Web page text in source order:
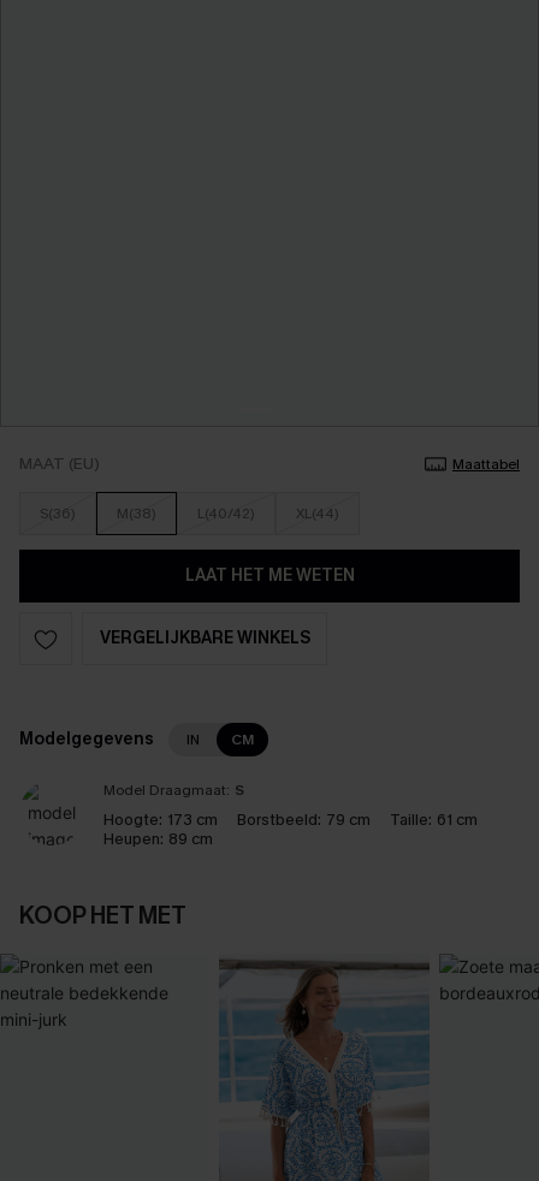
MAAT (EU) Maattabel
S(36) M(38) L(40/42) XL(44)
LAAT HET ME WETEN
VERGELIJKBARE WINKELS
Modelgegevens IN CM
Model Draagmaat: S
Hoogte: 173 cm Borstbeeld: 79 cm Taille: 61 cm
Heupen: 89 cm
KOOP HET MET